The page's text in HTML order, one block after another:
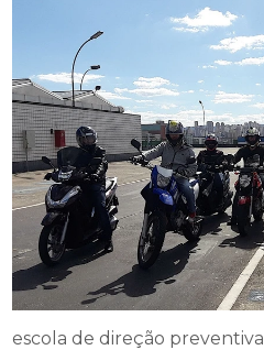
escola de direção